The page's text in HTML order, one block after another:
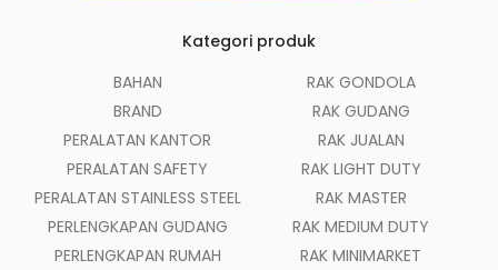
Kategori produk
BAHAN
BRAND
PERALATAN KANTOR
PERALATAN SAFETY
PERALATAN STAINLESS STEEL
PERLENGKAPAN GUDANG
PERLENGKAPAN RUMAH
RAK GONDOLA
RAK GUDANG
RAK JUALAN
RAK LIGHT DUTY
RAK MASTER
RAK MEDIUM DUTY
RAK MINIMARKET